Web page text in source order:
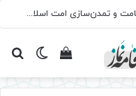
سروده‌ «اربعین»؛ روایت حماسه، استقامت و تمدن‌سازی امت اسلامی
تغییرمشاهده